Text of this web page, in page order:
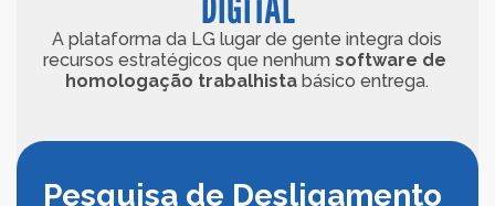
A plataforma da LG lugar de gente integra dois
recursos estratégicos que nenhum software de
homologação trabalhista básico entrega.
Pesquisa de Desligamento